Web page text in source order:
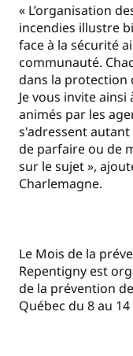
« L’organisation
incendies illustre
face à la sécurité
communauté.
dans la protection
Je vous invite
animés par les
s'adressent
de parfaire ou de
sur le sujet »,
Charlemagne.
Le Mois de la
Repentigny est
de la prévention
Québec du 8 au